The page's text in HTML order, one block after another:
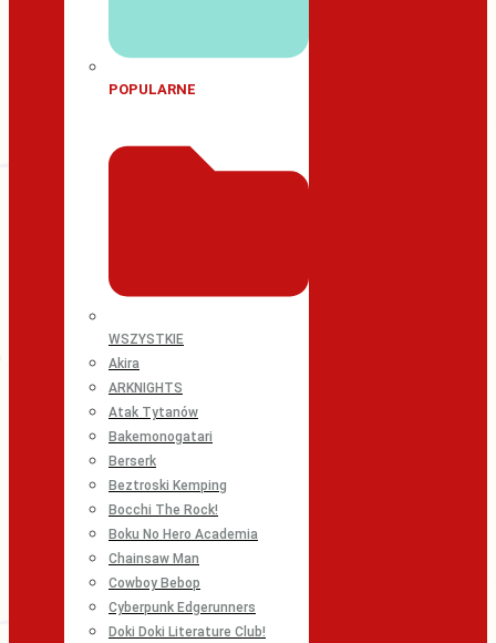
POPULARNE
WSZYSTKIE
Akira
ARKNIGHTS
Atak Tytanów
Bakemonogatari
Berserk
Beztroski Kemping
Bocchi The Rock!
Boku No Hero Academia
Chainsaw Man
Cowboy Bebop
Cyberpunk Edgerunners
Doki Doki Literature Club!